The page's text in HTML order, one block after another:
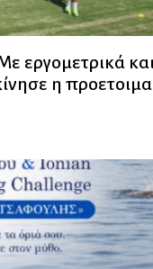
εργομετρικά
η